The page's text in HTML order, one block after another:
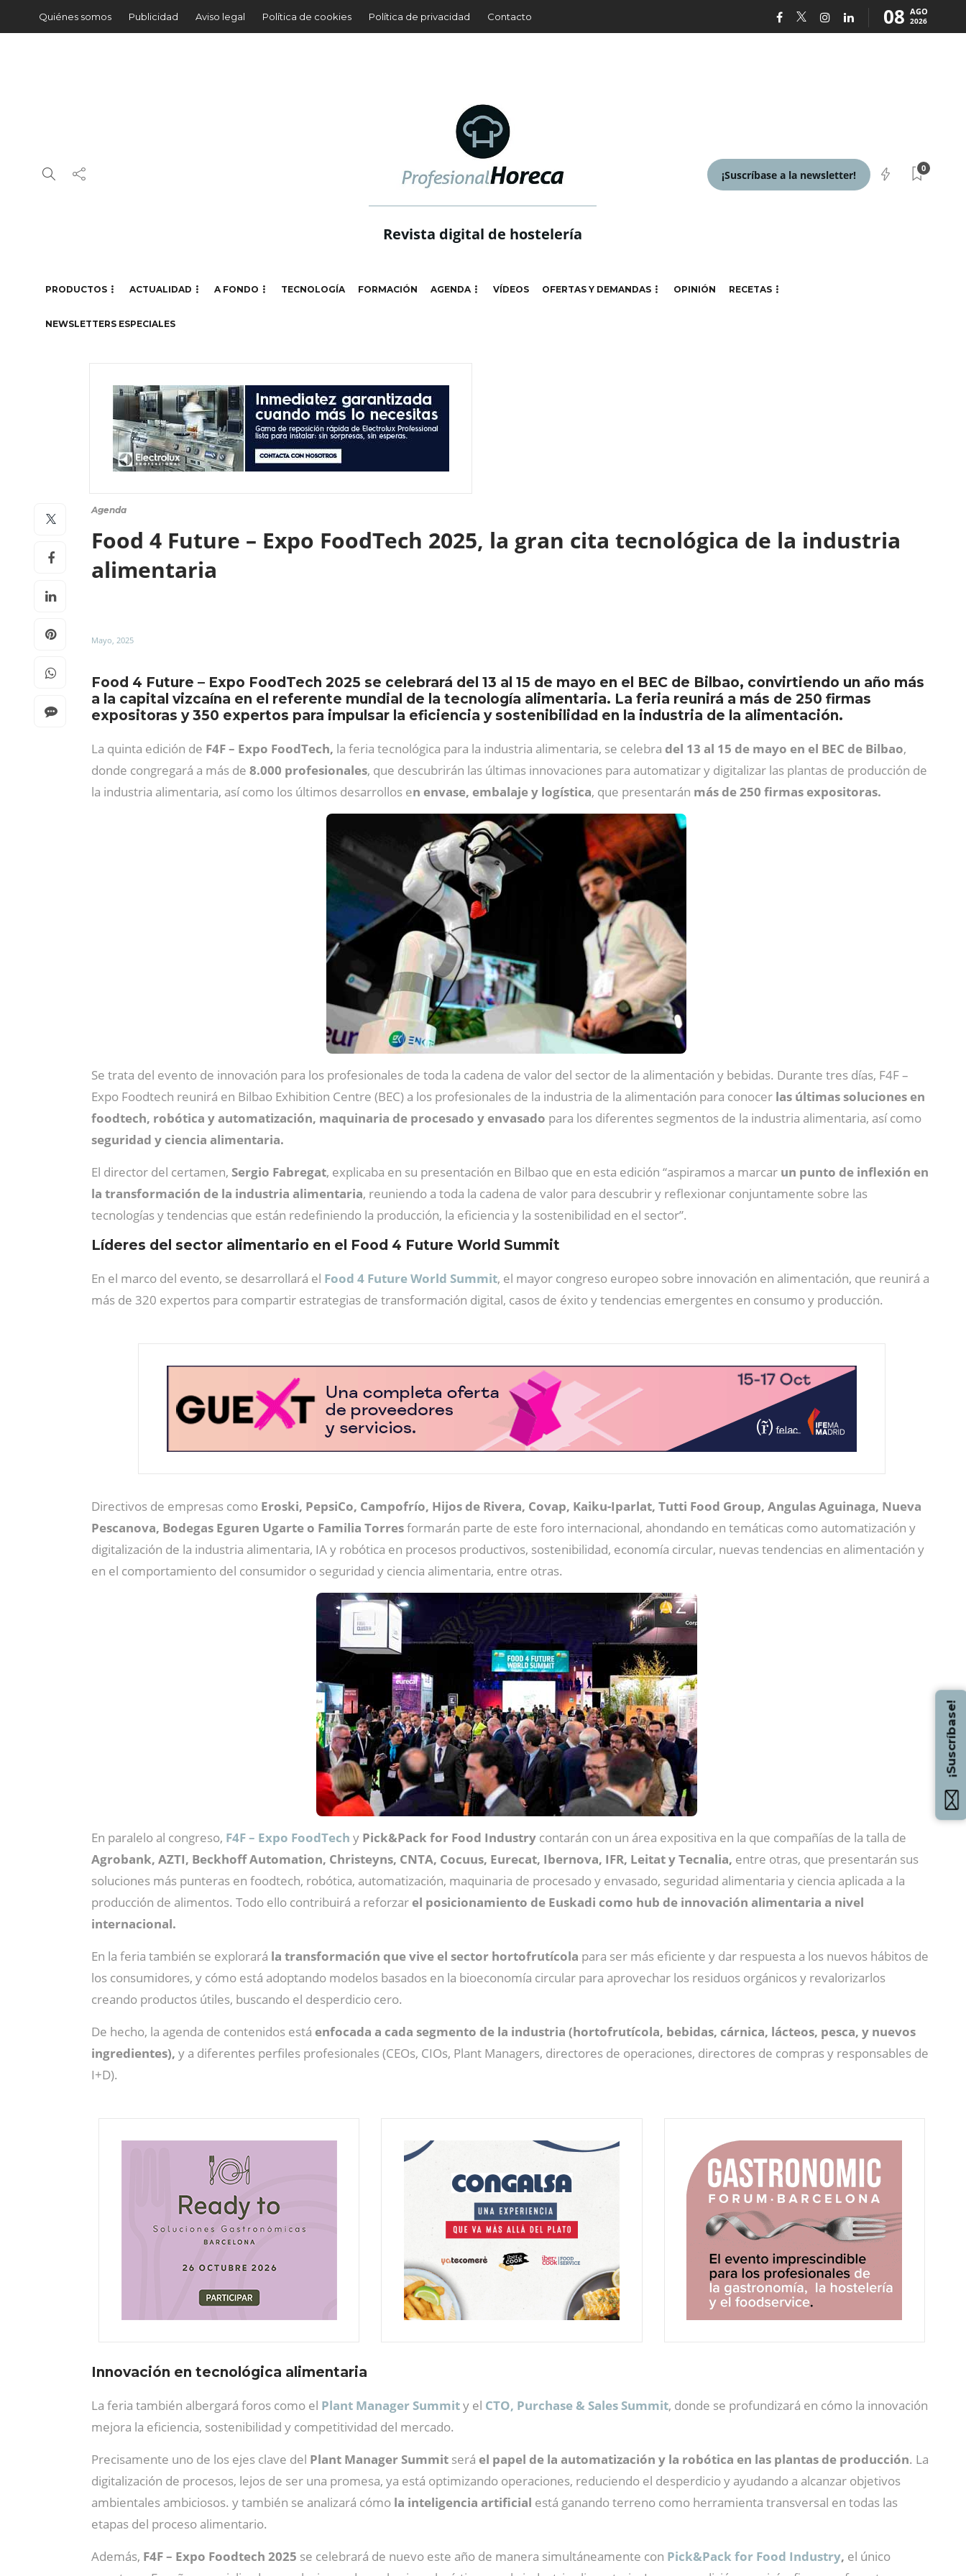
Quiénes somos Publicidad Aviso legal Política de cookies Política de privacidad Contacto 08 AGO
2026
Revista digital de hostelería
¡Suscríbase a la newsletter!
0
PRODUCTOS ACTUALIDAD A FONDO TECNOLOGÍA FORMACIÓN AGENDA VÍDEOS OFERTAS Y DEMANDAS OPINIÓN RECETAS
NEWSLETTERS ESPECIALES
Agenda
Food 4 Future – Expo FoodTech 2025, la gran cita tecnológica de la industria
alimentaria
Mayo, 2025
Food 4 Future – Expo FoodTech 2025 se celebrará del 13 al 15 de mayo en el BEC de Bilbao, convirtiendo un año más
a la capital vizcaína en el referente mundial de la tecnología alimentaria. La feria reunirá a más de 250 firmas
expositoras y 350 expertos para impulsar la eficiencia y sostenibilidad en la industria de la alimentación.
La quinta edición de F4F – Expo FoodTech, la feria tecnológica para la industria alimentaria, se celebra del 13 al 15 de mayo en el BEC de Bilbao,
donde congregará a más de 8.000 profesionales, que descubrirán las últimas innovaciones para automatizar y digitalizar las plantas de producción de
la industria alimentaria, así como los últimos desarrollos en envase, embalaje y logística, que presentarán más de 250 firmas expositoras.
Se trata del evento de innovación para los profesionales de toda la cadena de valor del sector de la alimentación y bebidas. Durante tres días, F4F –
Expo Foodtech reunirá en Bilbao Exhibition Centre (BEC) a los profesionales de la industria de la alimentación para conocer las últimas soluciones en
foodtech, robótica y automatización, maquinaria de procesado y envasado para los diferentes segmentos de la industria alimentaria, así como
seguridad y ciencia alimentaria.
El director del certamen, Sergio Fabregat, explicaba en su presentación en Bilbao que en esta edición “aspiramos a marcar un punto de inflexión en
la transformación de la industria alimentaria, reuniendo a toda la cadena de valor para descubrir y reflexionar conjuntamente sobre las
tecnologías y tendencias que están redefiniendo la producción, la eficiencia y la sostenibilidad en el sector”.
Líderes del sector alimentario en el Food 4 Future World Summit
En el marco del evento, se desarrollará el Food 4 Future World Summit, el mayor congreso europeo sobre innovación en alimentación, que reunirá a
más de 320 expertos para compartir estrategias de transformación digital, casos de éxito y tendencias emergentes en consumo y producción.
Directivos de empresas como Eroski, PepsiCo, Campofrío, Hijos de Rivera, Covap, Kaiku-Iparlat, Tutti Food Group, Angulas Aguinaga, Nueva
Pescanova, Bodegas Eguren Ugarte o Familia Torresformarán parte de este foro internacional, ahondando en temáticas como automatización y
digitalización de la industria alimentaria, IA y robótica en procesos productivos, sostenibilidad, economía circular, nuevas tendencias en alimentación y
en el comportamiento del consumidor o seguridad y ciencia alimentaria, entre otras.
En paralelo al congreso, F4F – Expo FoodTech y Pick&Pack for Food Industry contarán con un área expositiva en la que compañías de la talla de
Agrobank, AZTI, Beckhoff Automation, Christeyns, CNTA, Cocuus, Eurecat, Ibernova, IFR, Leitat y Tecnalia, entre otras, que presentarán sus
soluciones más punteras en foodtech, robótica, automatización, maquinaria de procesado y envasado, seguridad alimentaria y ciencia aplicada a la
producción de alimentos. Todo ello contribuirá a reforzarel posicionamiento de Euskadi como hub de innovación alimentaria a nivel
internacional.
En la feria también se explorará la transformación que vive el sector hortofrutícola para ser más eficiente y dar respuesta a los nuevos hábitos de
los consumidores, y cómo está adoptando modelos basados en la bioeconomía circular para aprovechar los residuos orgánicos y revalorizarlos
creando productos útiles, buscando el desperdicio cero.
De hecho, la agenda de contenidos está enfocada a cada segmento de la industria (hortofrutícola, bebidas, cárnica, lácteos, pesca, y nuevos
ingredientes), y a diferentes perfiles profesionales (CEOs, CIOs, Plant Managers, directores de operaciones, directores de compras y responsables de
I+D).
Innovación en tecnológica alimentaria
La feria también albergará foros como el Plant Manager Summity el CTO, Purchase & Sales Summit, donde se profundizará en cómo la innovación
mejora la eficiencia, sostenibilidad y competitividad del mercado.
Precisamente uno de los ejes clave del Plant Manager Summit será el papel de la automatización y la robótica en las plantas de producción. La
digitalización de procesos, lejos de ser una promesa, ya está optimizando operaciones, reduciendo el desperdicio y ayudando a alcanzar objetivos
ambientales ambiciosos. y también se analizará cómo la inteligencia artificial está ganando terreno como herramienta transversal en todas las
etapas del proceso alimentario.
Además, F4F – Expo Foodtech 2025 se celebrará de nuevo este año de manera simultáneamente con Pick&Pack for Food Industry, el único
¡Suscríbase!